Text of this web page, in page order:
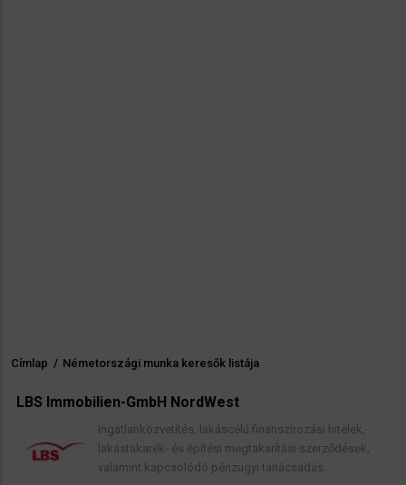
Morzsa
Címlap / Németországi munka keresők listája
LBS Immobilien-GmbH NordWest
Ingatlanközvetítés, lakáscélú finanszírozási hitelek,
lakástakarék- és építési megtakarítási szerződések,
valamint kapcsolódó pénzügyi tanácsadás.